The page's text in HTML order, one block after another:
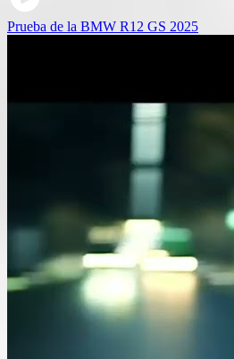
Prueba de la BMW R12 GS 2025